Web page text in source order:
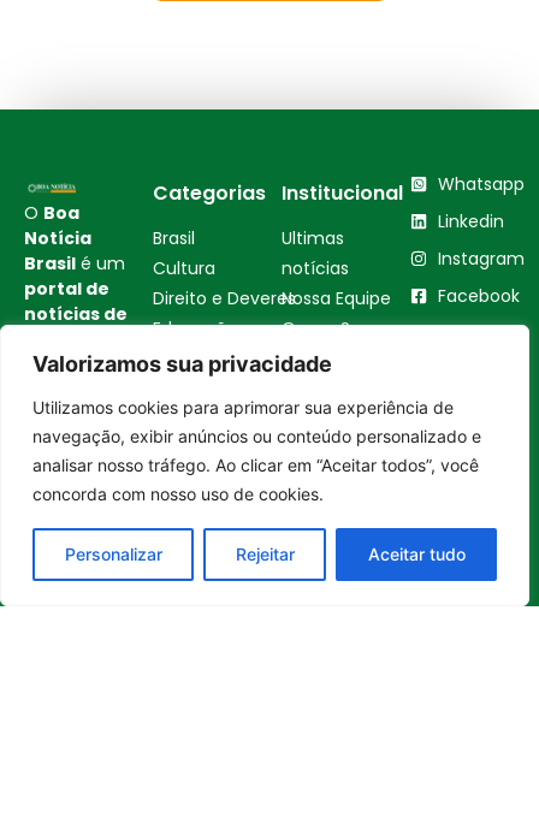
Valorizamos sua privacidade
Utilizamos cookies para aprimorar sua experiência de
navegação, exibir anúncios ou conteúdo personalizado e
analisar nosso tráfego. Ao clicar em “Aceitar todos”, você
concorda com nosso uso de cookies.
Personalizar Rejeitar Aceitar tudo
O Boa
Notícia
Brasil é um
portal de
notícias de
cultura,
estar,
empreendedorismo,
turismo,
tecnologia
no Brasil e
Categorias
Brasil
Cultura
Direito e Deveres
Educação e
Carreira
Saúde e Bem-Estar
Sustentabilidade
Tecnologia
Turismo e
Gastronomia
Institucional
Ultimas
notícias
Nossa Equipe
Quem Somos
Contato
Editoriais
Política de
Privacidade
Política de
Cookies
Whatsapp
Linkedin
Instagram
Facebook
Youtube